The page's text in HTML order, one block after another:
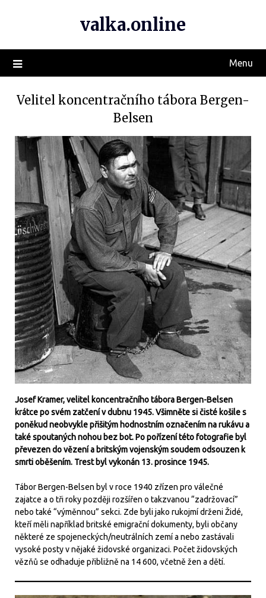
valka.online
Menu
Velitel koncentračního tábora Bergen-
Belsen
Josef Kramer, velitel koncentračního tábora Bergen-Belsen
krátce po svém zatčení v dubnu 1945. Všimněte si čisté košile s
poněkud neobvykle přišitým hodnostním označením na rukávu a
také spoutaných nohou bez bot. Po pořízení této fotografie byl
převezen do vězení a britským vojenským soudem odsouzen k
smrti oběšením. Trest byl vykonán 13. prosince 1945.
Tábor Bergen-Belsen byl v roce 1940 zřízen pro válečné
zajatce a o tři roky později rozšířen o takzvanou “zadržovací”
nebo také “výměnnou” sekci. Zde byli jako rukojmí drženi Židé,
kteří měli například britské emigrační dokumenty, byli občany
některé ze spojeneckých/neutrálních zemí a nebo zastávali
vysoké posty v nějaké židovské organizaci. Počet židovských
vězňů se odhaduje přibližně na 14 600, včetně žen a dětí.